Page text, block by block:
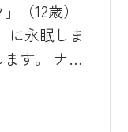
行本
往復とし、
の繁忙期
行いたし
（12歳）
に永眠しま
ナツ
ました。ア